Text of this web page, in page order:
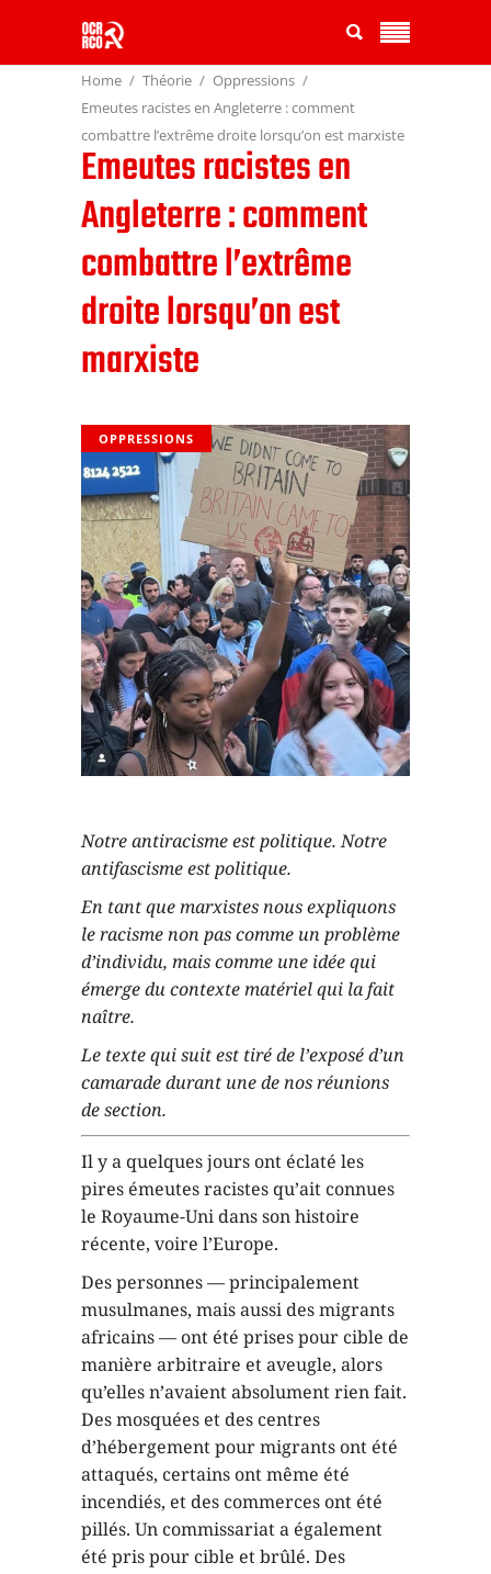
Home Théorie
Oppressions
Emeutes racistes en Angleterre : comment
combattre l’extrême droite lorsqu’on est marxiste
Emeutes racistes en
Angleterre : comment
combattre l’extrême
droite lorsqu’on est
marxiste
OPPRESSIONS
Notre antiracisme est politique. Notre
antifascisme est politique.
En tant que marxistes nous expliquons
le racisme non pas comme un problème
d’individu, mais comme une idée qui
émerge du contexte matériel qui la fait
naître.
Le texte qui suit est tiré de l’exposé d’un
camarade durant une de nos réunions
de section.
Il y a quelques jours ont éclaté les
pires émeutes racistes qu’ait connues
le Royaume-Uni dans son histoire
récente, voire l’Europe.
Des personnes — principalement
musulmanes, mais aussi des migrants
africains — ont été prises pour cible de
manière arbitraire et aveugle, alors
qu’elles n’avaient absolument rien fait.
Des mosquées et des centres
d’hébergement pour migrants ont été
attaqués, certains ont même été
incendiés, et des commerces ont été
pillés. Un commissariat a également
été pris pour cible et brûlé. Des